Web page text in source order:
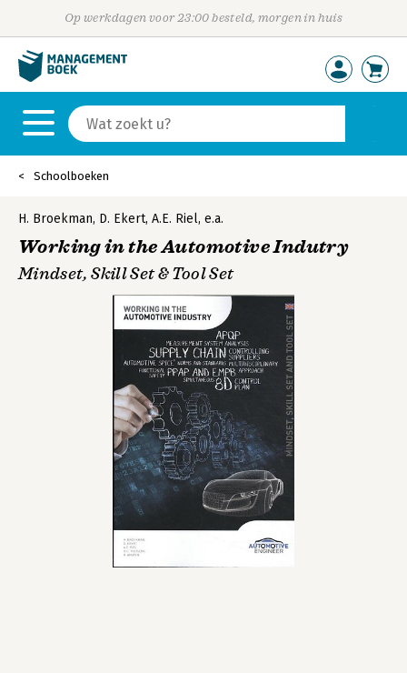
Op werkdagen voor 23:00 besteld, morgen in huis
Schoolboeken
H. Broekman, D. Ekert, A.E. Riel, e.a.
Working in the Automotive Indutry
Mindset, Skill Set & Tool Set